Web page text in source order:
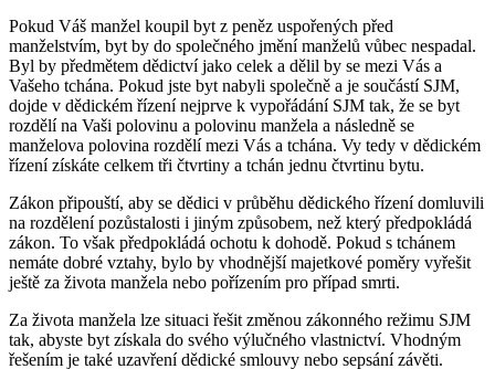
Pokud Váš manžel koupil byt z peněz uspořených před
manželstvím, byt by do společného jmění manželů vůbec nespadal.
Byl by předmětem dědictví jako celek a dělil by se mezi Vás a
Vašeho tchána. Pokud jste byt nabyli společně a je součástí SJM,
dojde v dědickém řízení nejprve k vypořádání SJM tak, že se byt
rozdělí na Vaši polovinu a polovinu manžela a následně se
manželova polovina rozdělí mezi Vás a tchána. Vy tedy v dědickém
řízení získáte celkem tři čtvrtiny a tchán jednu čtvrtinu bytu.
Zákon připouští, aby se dědici v průběhu dědického řízení domluvili
na rozdělení pozůstalosti i jiným způsobem, než který předpokládá
zákon. To však předpokládá ochotu k dohodě. Pokud s tchánem
nemáte dobré vztahy, bylo by vhodnější majetkové poměry vyřešit
ještě za života manžela nebo pořízením pro případ smrti.
Za života manžela lze situaci řešit změnou zákonného režimu SJM
tak, abyste byt získala do svého výlučného vlastnictví. Vhodným
řešením je také uzavření dědické smlouvy nebo sepsání závěti.